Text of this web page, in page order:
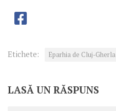
Etichete: Eparhia de Cluj-Gherla
LASĂ UN RĂSPUNS